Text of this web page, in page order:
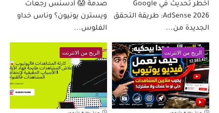
أخطر تحديث في Google
AdSense 2026: طريقة التحقق
الجديدة من...
صدمة 😱 أدسنس رجعات
ويسترن يونيون؟ وناس خداو
الفلوس...
الربح من الانترنت الربح من الانترنت